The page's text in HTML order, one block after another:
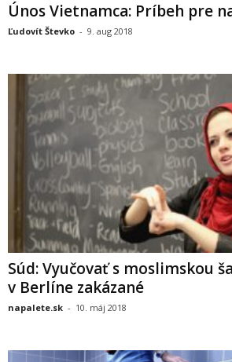
Únos Vietnamca: Príbeh pre
Ľudovít Števko - 9. aug 2018
Súd: Vyučovať s moslimskou
v Berlíne zakázané
napalete.sk - 10. máj 2018